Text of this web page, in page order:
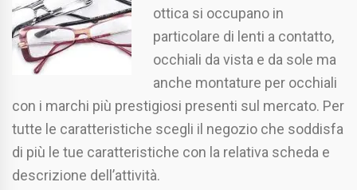
ottica si occupano in
particolare di lenti a contatto,
occhiali da vista e da sole ma
anche montature per occhiali
con i marchi più prestigiosi presenti sul mercato. Per
tutte le caratteristiche scegli il negozio che soddisfa
di più le tue caratteristiche con la relativa scheda e
descrizione dell’attività.